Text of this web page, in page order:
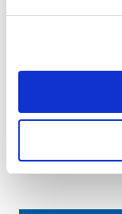
硕特可从您提供的
法律的规定，您可
处理和隐私保护措
我同意接受一